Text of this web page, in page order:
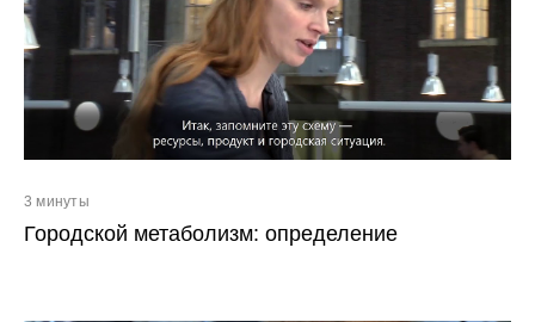
3 минуты
Городской метаболизм: определение